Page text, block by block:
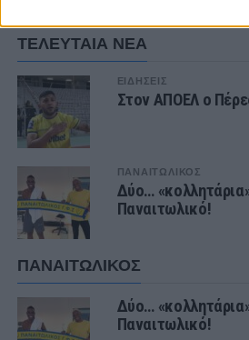
ΤΕΛΕΥΤΑΙΑ ΝΕΑ
ΕΙΔΗΣΕΙΣ
Στον ΑΠΟΕΛ ο
ΠΑΝΑΙΤΩΛΙΚΟΣ
Δύο…
Παναιτωλικό!
ΠΑΝΑΙΤΩΛΙΚΟΣ
Δύο…
Παναιτωλικό!